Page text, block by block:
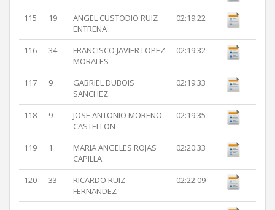
115 19
ANGEL CUSTODIO RUIZ
ENTRENA
02:19:22
116 34
FRANCISCO JAVIER LOPEZ
MORALES
02:19:32
117 9
GABRIEL DUBOIS
SANCHEZ
02:19:33
118 9
JOSE ANTONIO MORENO
CASTELLON
02:19:35
119 1
MARIA ANGELES ROJAS
CAPILLA
02:20:33
120 33
RICARDO RUIZ
FERNANDEZ
02:22:09